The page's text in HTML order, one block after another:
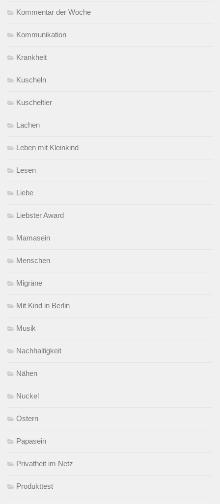
Kommentar der Woche
Kommunikation
Krankheit
Kuscheln
Kuscheltier
Lachen
Leben mit Kleinkind
Lesen
Liebe
Liebster Award
Mamasein
Menschen
Migräne
Mit Kind in Berlin
Musik
Nachhaltigkeit
Nähen
Nuckel
Ostern
Papasein
Privatheit im Netz
Produkttest